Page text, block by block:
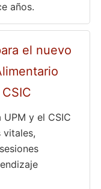
años.
el nuevo
y el CSIC
vitales,